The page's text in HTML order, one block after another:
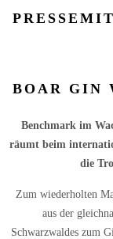
BOAR GIN
Benchmark im
räumt beim
die
Zum wiederholten
aus der
Schwarzwaldes zum